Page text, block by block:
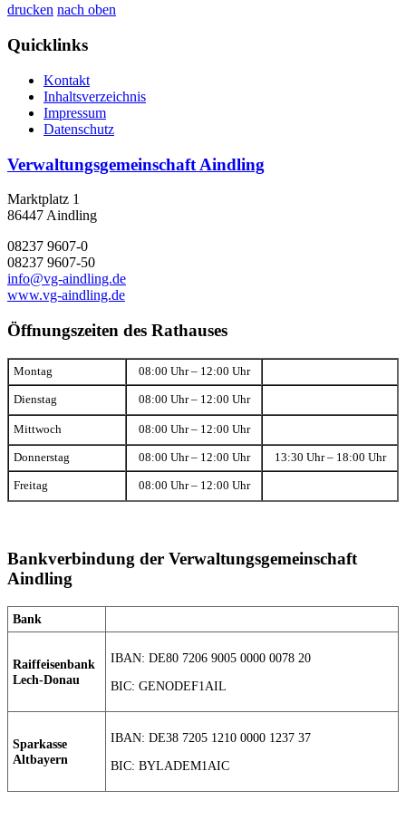
drucken nach oben
Quicklinks
Kontakt
Inhaltsverzeichnis
Impressum
Datenschutz
Verwaltungsgemeinschaft Aindling
Marktplatz 1
86447 Aindling
08237 9607-0
08237 9607-50
info@vg-aindling.de
www.vg-aindling.de
Öffnungszeiten des Rathauses
Montag 08:00 Uhr – 12:00 Uhr
Dienstag 08:00 Uhr – 12:00 Uhr
Mittwoch 08:00 Uhr – 12:00 Uhr
Donnerstag 08:00 Uhr – 12:00 Uhr 13:30 Uhr – 18:00 Uhr
Freitag 08:00 Uhr – 12:00 Uhr
Bankverbindung der Verwaltungsgemeinschaft
Aindling
Bank
Raiffeisenbank
Lech-Donau
IBAN: DE80 7206 9005 0000 0078 20
BIC: GENODEF1AIL
Sparkasse
Altbayern
IBAN: DE38 7205 1210 0000 1237 37
BIC: BYLADEM1AIC